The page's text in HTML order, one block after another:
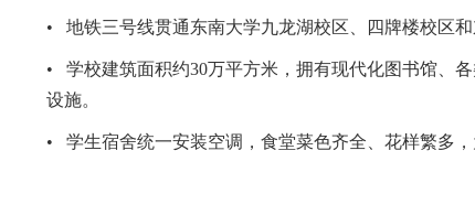
• 地铁三号线贯通东南大学九龙湖校区、四牌楼校区
• 学校建筑面积约30万平方米，拥有现代化图书馆、
设施。
• 学生宿舍统一安装空调，食堂菜色齐全、花样繁多，